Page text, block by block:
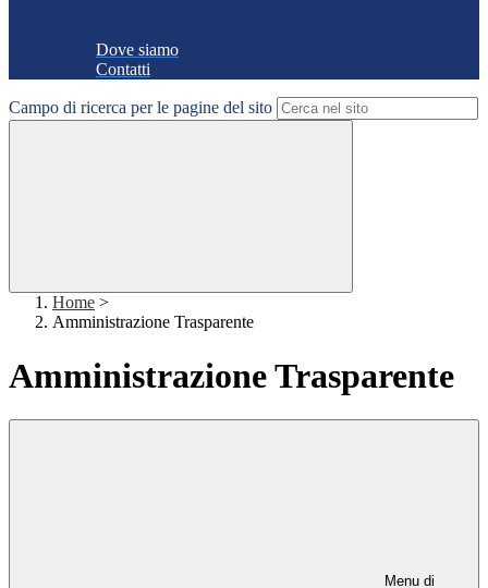
Dove siamo
Contatti
Campo di ricerca per le pagine del sito
Home >
Amministrazione Trasparente
Amministrazione Trasparente
Menu di